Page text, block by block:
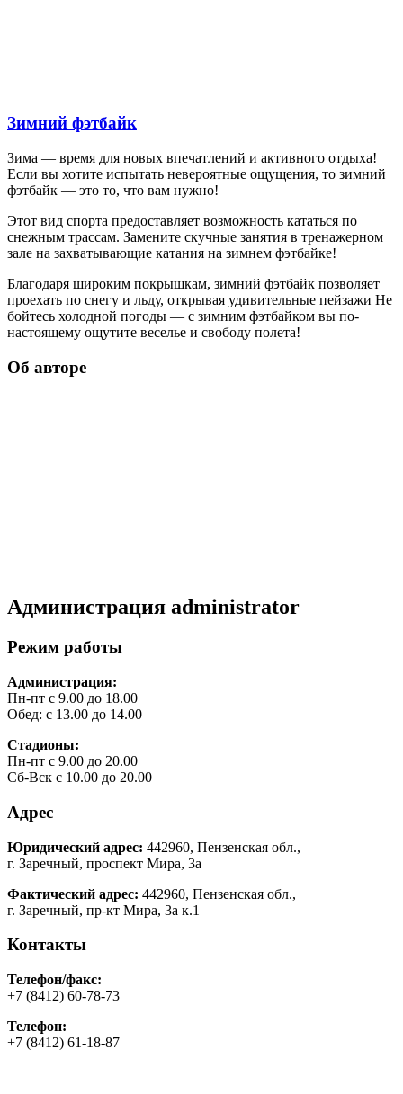
Зимний фэтбайк
Зима — время для новых впечатлений и активного отдыха!
Если вы хотите испытать невероятные ощущения, то зимний
фэтбайк — это то, что вам нужно!
Этот вид спорта предоставляет возможность кататься по
снежным трассам. Замените скучные занятия в тренажерном
зале на захватывающие катания на зимнем фэтбайке!
Благодаря широким покрышкам, зимний фэтбайк позволяет
проехать по снегу и льду, открывая удивительные пейзажи Не
бойтесь холодной погоды — с зимним фэтбайком вы по-
настоящему ощутите веселье и свободу полета!
Об авторе
Администрация administrator
Режим работы
Администрация:
Пн-пт с 9.00 до 18.00
Обед: с 13.00 до 14.00
Стадионы:
Пн-пт с 9.00 до 20.00
Сб-Вск с 10.00 до 20.00
Адрес
Юридический адрес: 442960, Пензенская обл.,
г. Заречный, проспект Мира, 3а
Фактический адрес: 442960, Пензенская обл.,
г. Заречный, пр-кт Мира, 3а к.1
Контакты
Телефон/факс:
+7 (8412) 60-78-73
Телефон:
+7 (8412) 61-18-87